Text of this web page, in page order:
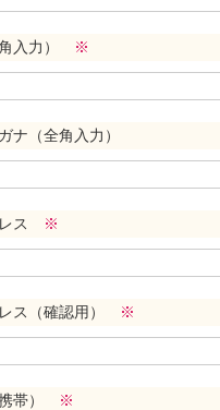
入力） ※
ナ（全角入力）
レス ※
ス（確認用） ※
帯） ※